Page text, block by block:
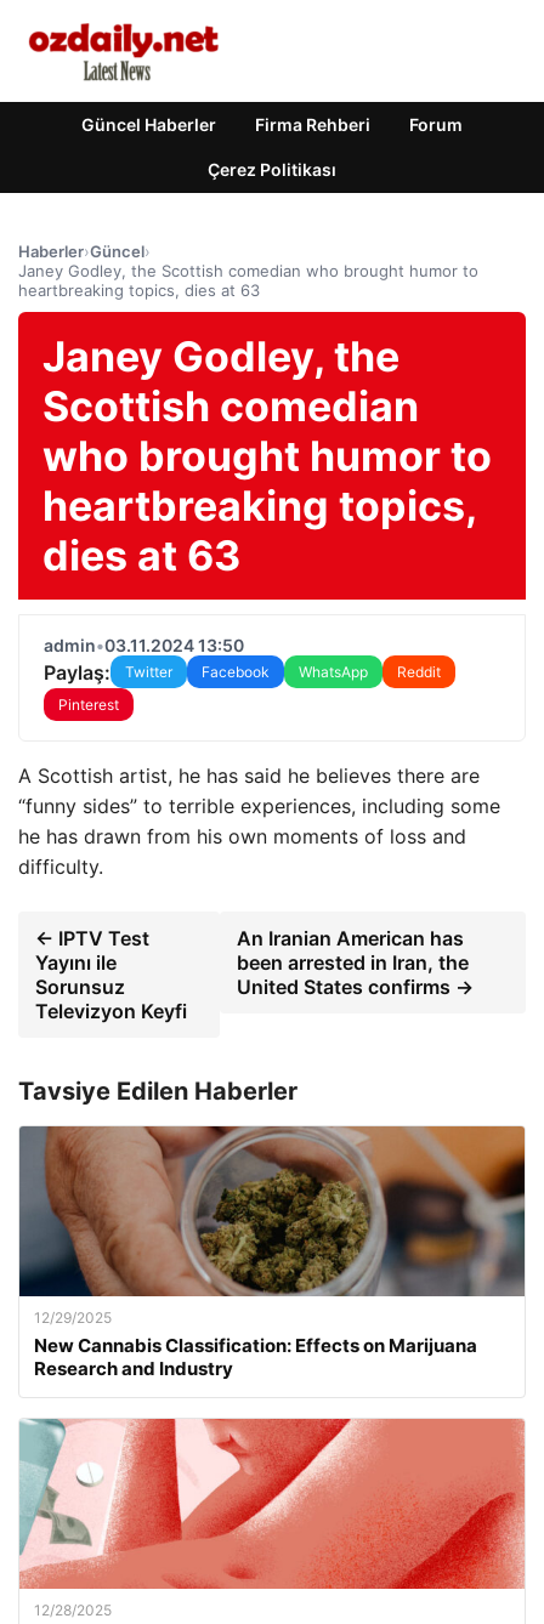
Güncel Haberler Firma Rehberi Forum
Çerez Politikası
Haberler›Güncel›
Janey Godley, the Scottish comedian who brought humor to
heartbreaking topics, dies at 63
Janey Godley, the
Scottish comedian
who brought humor to
heartbreaking topics,
dies at 63
admin•03.11.2024 13:50
Paylaş: Twitter Facebook WhatsApp
Reddit
Pinterest
A Scottish artist, he has said he believes there are
“funny sides” to terrible experiences, including some
he has drawn from his own moments of loss and
difficulty.
← IPTV Test
Yayını ile
Sorunsuz
Televizyon Keyfi
An Iranian American has
been arrested in Iran, the
United States confirms →
Tavsiye Edilen Haberler
12/29/2025
New Cannabis Classification: Effects on Marijuana
Research and Industry
12/28/2025